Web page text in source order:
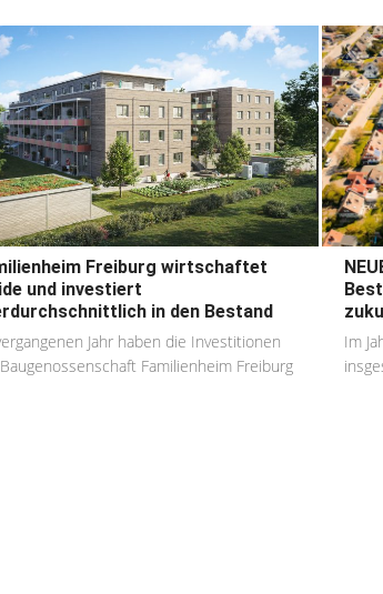
Freiburg wirtschaftet
und investiert
in den Bestand
Jahr haben die Investitionen
Familienheim Freiburg
Im